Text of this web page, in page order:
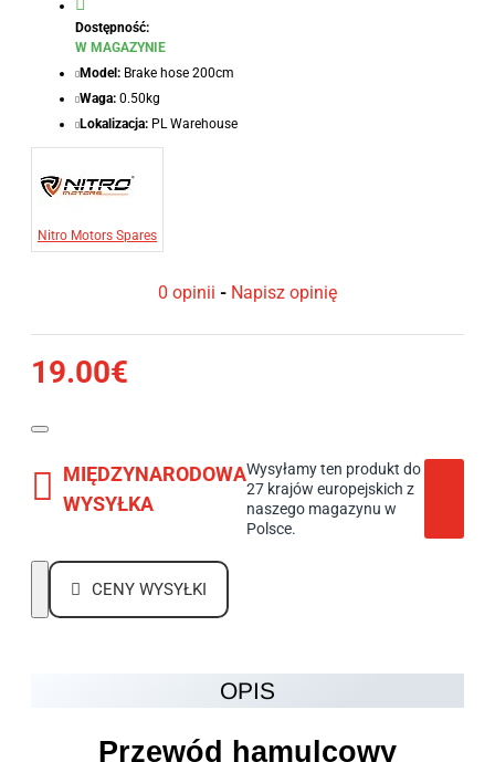
Dostępność:
W MAGAZYNIE
Model: Brake hose 200cm
Waga: 0.50kg
Lokalizacja: PL Warehouse
Nitro Motors Spares
0 opinii - Napisz opinię
19.00€
MIĘDZYNARODOWA
WYSYŁKA
Wysyłamy ten produkt do
27 krajów europejskich z
naszego magazynu w
Polsce.
CENY WYSYŁKI
OPIS
Przewód hamulcowy